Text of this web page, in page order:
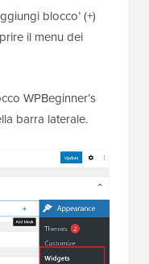
blocco’ (+)
il menu dei
WPBeginner’s
barra laterale.